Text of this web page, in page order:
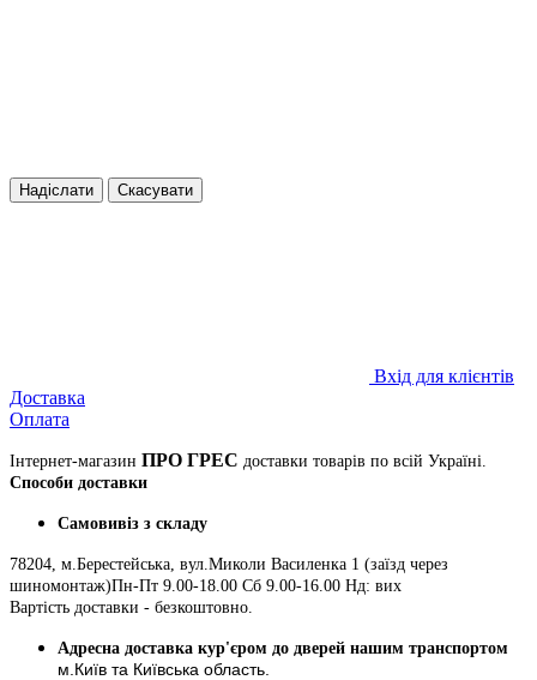
Надіслати Скасувати
Вхід для клієнтів
Доставка
Оплата
Інтернет-магазин ПРО ГРЕС доставки товарів по всій Україні.
Способи доставки
Самовивіз з складу
78204, м.Берестейська, вул.Миколи Василенка 1 (заїзд через
шиномонтаж)Пн-Пт 9.00-18.00 Сб 9.00-16.00 Нд: вих
Вартість доставки - безкоштовно.
Адресна доставка кур'єром до дверей нашим транспортом
м.Київ та Київська область.